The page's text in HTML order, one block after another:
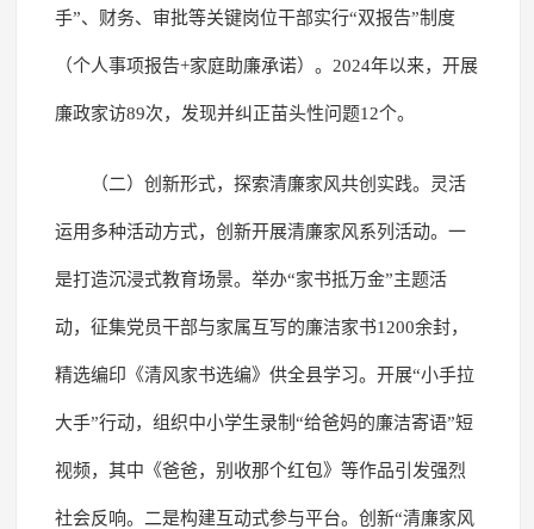
手”、财务、审批等关键岗位干部实行“双报告”制度
（个人事项报告+家庭助廉承诺）。2024年以来，开展
廉政家访89次，发现并纠正苗头性问题12个。
（二）创新形式，探索清廉家风共创实践。灵活
运用多种活动方式，创新开展清廉家风系列活动。一
是打造沉浸式教育场景。举办“家书抵万金”主题活
动，征集党员干部与家属互写的廉洁家书1200余封，
精选编印《清风家书选编》供全县学习。开展“小手拉
大手”行动，组织中小学生录制“给爸妈的廉洁寄语”短
视频，其中《爸爸，别收那个红包》等作品引发强烈
社会反响。二是构建互动式参与平台。创新“清廉家风